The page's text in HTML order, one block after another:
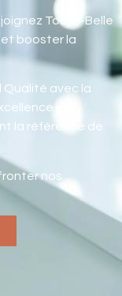
Toute-Belle
booster la
Qualité avec la
par
la référence de
nos